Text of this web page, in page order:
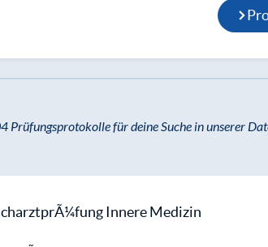
Prüfungsprotokolle für deine Suche in unserer
Innere Medizin